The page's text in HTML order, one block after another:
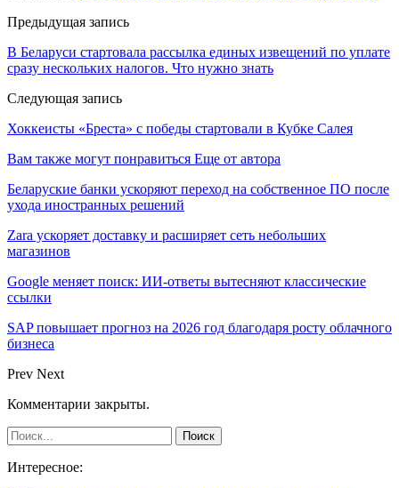
Предыдущая запись
В Беларуси стартовала рассылка единых извещений по уплате
сразу нескольких налогов. Что нужно знать
Следующая запись
Хоккеисты «Бреста» с победы стартовали в Кубке Салея
Вам также могут понравиться Еще от автора
Беларуские банки ускоряют переход на собственное ПО после
ухода иностранных решений
Zara ускоряет доставку и расширяет сеть небольших
магазинов
Google меняет поиск: ИИ-ответы вытесняют классические
ссылки
SAP повышает прогноз на 2026 год благодаря росту облачного
бизнеса
Prev Next
Комментарии закрыты.
Интересное: